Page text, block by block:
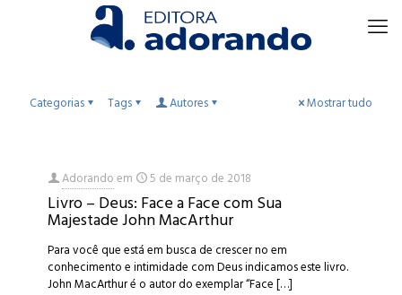
Categorias Tags Autores Mostrar tudo
Adorandoem 5 de março de 2018
Livro – Deus: Face a Face com Sua
Majestade John MacArthur
Para você que está em busca de crescer no em
conhecimento e intimidade com Deus indicamos este livro.
John MacArthur é o autor do exemplar “Face[…]